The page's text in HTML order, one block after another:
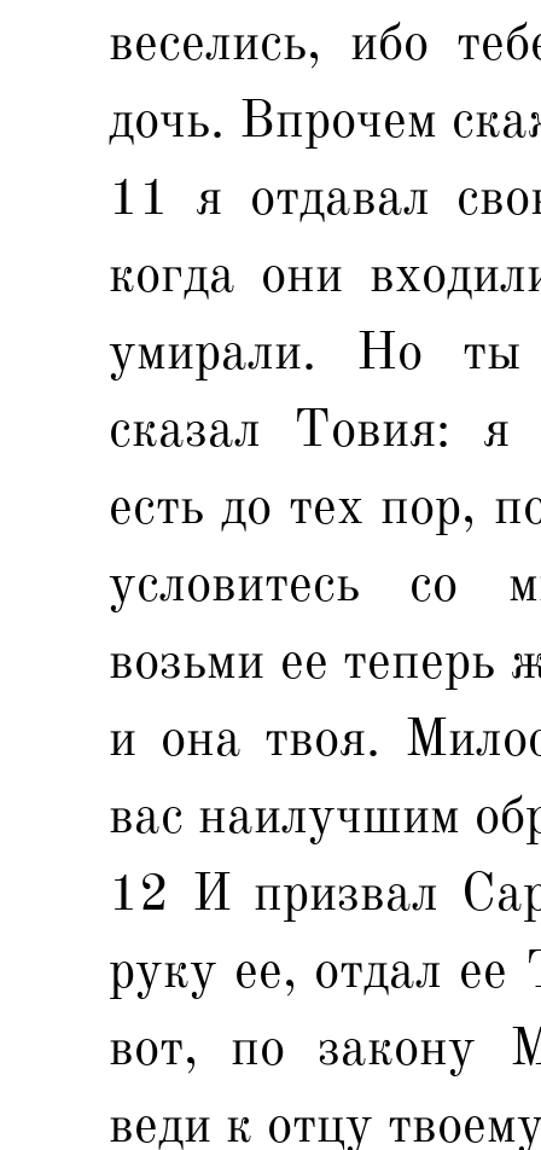
веселись, ибо
дочь. Впрочем
11 я отдавал
когда они
умирали. Но
сказал Товия: я
есть до тех пор,
условитесь со
возьми ее теперь
и она твоя.
вас наилучшим
12 И призвал
руку ее, отдал
вот, по закону
веди к отцу